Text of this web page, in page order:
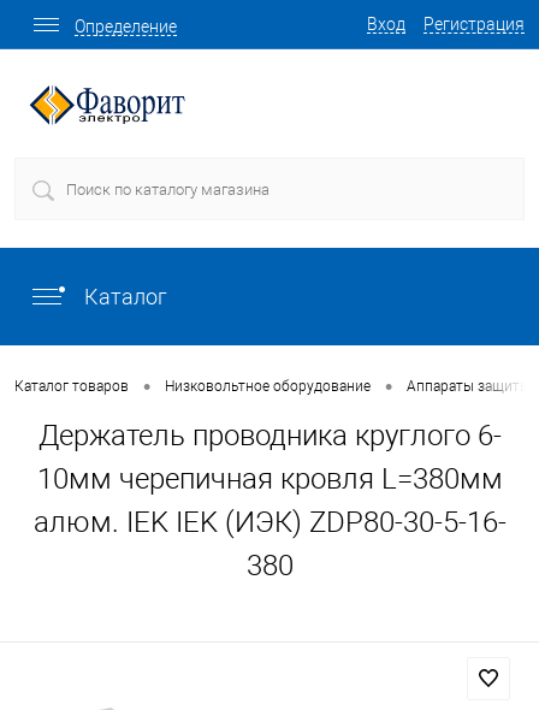
Вход Регистрация
Определение
Каталог
Каталог товаров • Низковольтное оборудование • Аппараты защиты
Держатель проводника круглого 6-
10мм черепичная кровля L=380мм
алюм. IEK IEK (ИЭК) ZDP80-30-5-16-
380